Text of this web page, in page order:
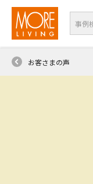
お客さまの声